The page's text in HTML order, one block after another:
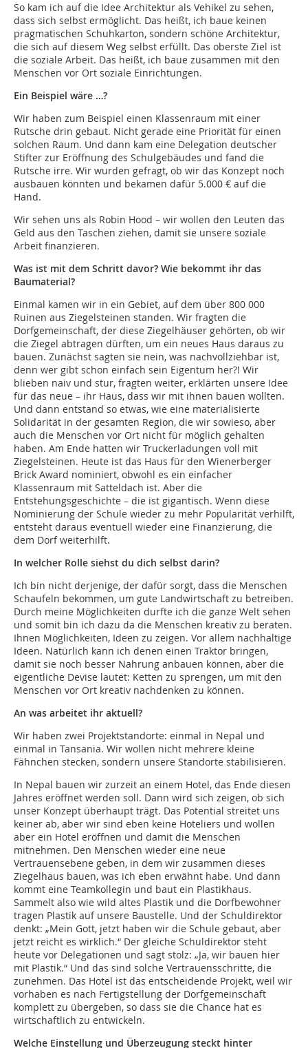
So kam ich auf die Idee Architektur als Vehikel zu sehen,
dass sich selbst ermöglicht. Das heißt, ich baue keinen
pragmatischen Schuhkarton, sondern schöne Architektur,
die sich auf diesem Weg selbst erfüllt. Das oberste Ziel ist
die soziale Arbeit. Das heißt, ich baue zusammen mit den
Menschen vor Ort soziale Einrichtungen.
Ein Beispiel wäre …?
Wir haben zum Beispiel einen Klassenraum mit einer
Rutsche drin gebaut. Nicht gerade eine Priorität für einen
solchen Raum. Und dann kam eine Delegation deutscher
Stifter zur Eröffnung des Schulgebäudes und fand die
Rutsche irre. Wir wurden gefragt, ob wir das Konzept noch
ausbauen könnten und bekamen dafür 5.000 € auf die
Hand.
Wir sehen uns als Robin Hood – wir wollen den Leuten das
Geld aus den Taschen ziehen, damit sie unsere soziale
Arbeit finanzieren.
Was ist mit dem Schritt davor? Wie bekommt ihr das
Baumaterial?
Einmal kamen wir in ein Gebiet, auf dem über 800 000
Ruinen aus Ziegelsteinen standen. Wir fragten die
Dorfgemeinschaft, der diese Ziegelhäuser gehörten, ob wir
die Ziegel abtragen dürften, um ein neues Haus daraus zu
bauen. Zunächst sagten sie nein, was nachvollziehbar ist,
denn wer gibt schon einfach sein Eigentum her?! Wir
blieben naiv und stur, fragten weiter, erklärten unsere Idee
für das neue – ihr Haus, dass wir mit ihnen bauen wollten.
Und dann entstand so etwas, wie eine materialisierte
Solidarität in der gesamten Region, die wir sowieso, aber
auch die Menschen vor Ort nicht für möglich gehalten
haben. Am Ende hatten wir Truckerladungen voll mit
Ziegelsteinen. Heute ist das Haus für den Wienerberger
Brick Award nominiert, obwohl es ein einfacher
Klassenraum mit Satteldach ist. Aber die
Entstehungsgeschichte – die ist gigantisch. Wenn diese
Nominierung der Schule wieder zu mehr Popularität verhilft,
entsteht daraus eventuell wieder eine Finanzierung, die
dem Dorf weiterhilft.
In welcher Rolle siehst du dich selbst darin?
Ich bin nicht derjenige, der dafür sorgt, dass die Menschen
Schaufeln bekommen, um gute Landwirtschaft zu betreiben.
Durch meine Möglichkeiten durfte ich die ganze Welt sehen
und somit bin ich dazu da die Menschen kreativ zu beraten.
Ihnen Möglichkeiten, Ideen zu zeigen. Vor allem nachhaltige
Ideen. Natürlich kann ich denen einen Traktor bringen,
damit sie noch besser Nahrung anbauen können, aber die
eigentliche Devise lautet: Ketten zu sprengen, um mit den
Menschen vor Ort kreativ nachdenken zu können.
An was arbeitet ihr aktuell?
Wir haben zwei Projektstandorte: einmal in Nepal und
einmal in Tansania. Wir wollen nicht mehrere kleine
Fähnchen stecken, sondern unsere Standorte stabilisieren.
In Nepal bauen wir zurzeit an einem Hotel, das Ende diesen
Jahres eröffnet werden soll. Dann wird sich zeigen, ob sich
unser Konzept überhaupt trägt. Das Potential streitet uns
keiner ab, aber wir sind eben keine Hoteliers und wollen
aber ein Hotel eröffnen und damit die Menschen
mitnehmen. Den Menschen wieder eine neue
Vertrauensebene geben, in dem wir zusammen dieses
Ziegelhaus bauen, was ich eben erwähnt habe. Und dann
kommt eine Teamkollegin und baut ein Plastikhaus.
Sammelt also wie wild altes Plastik und die Dorfbewohner
tragen Plastik auf unsere Baustelle. Und der Schuldirektor
denkt: „Mein Gott, jetzt haben wir die Schule gebaut, aber
jetzt reicht es wirklich.“ Der gleiche Schuldirektor steht
heute vor Delegationen und sagt stolz: „Ja, wir bauen hier
mit Plastik.“ Und das sind solche Vertrauensschritte, die
zunehmen. Das Hotel ist das entscheidende Projekt, weil wir
vorhaben es nach Fertigstellung der Dorfgemeinschaft
komplett zu übergeben, so dass sie die Chance hat es
wirtschaftlich zu entwickeln.
Welche Einstellung und Überzeugung steckt hinter